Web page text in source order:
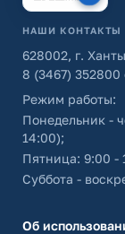
НАШИ КОНТАКТЫ
628002, г.
8 (3467) 352800
Режим работы:
Понедельник -
14:00);
Пятница: 9:00 -
Суббота -
Об